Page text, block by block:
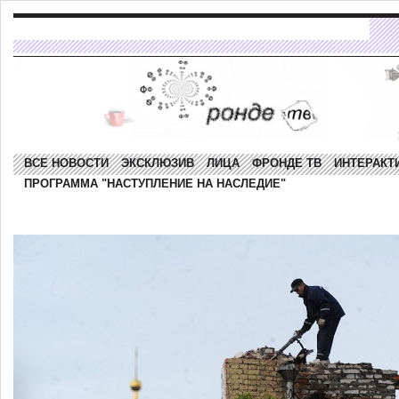
ВСЕ НОВОСТИ ЭКСКЛЮЗИВ ЛИЦА ФРОНДЕ ТВ
ПРОГРАММА "НАСТУПЛЕНИЕ НА НАСЛЕДИЕ"